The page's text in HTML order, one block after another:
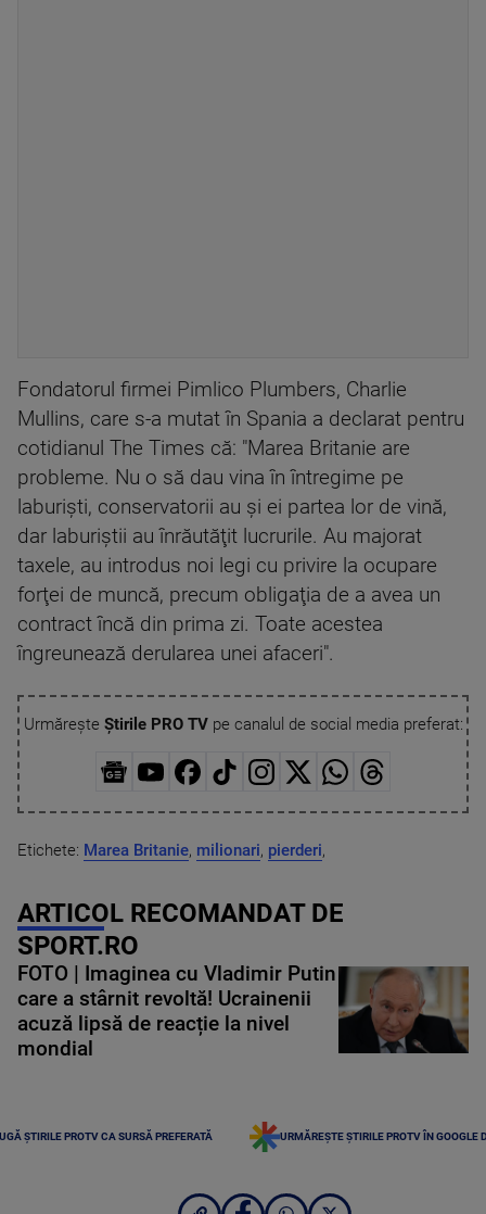
Fondatorul firmei Pimlico Plumbers, Charlie
Mullins, care s-a mutat în Spania a declarat pentru
cotidianul The Times că: "Marea Britanie are
probleme. Nu o să dau vina în întregime pe
laburişti, conservatorii au şi ei partea lor de vină,
dar laburiştii au înrăutăţit lucrurile. Au majorat
taxele, au introdus noi legi cu privire la ocupare
forţei de muncă, precum obligaţia de a avea un
contract încă din prima zi. Toate acestea
îngreunează derularea unei afaceri".
Urmărește Știrile PRO TVpe canalul de social media preferat:
Etichete: Marea Britanie, milionari, pierderi,
ARTICOL RECOMANDAT DE
SPORT.RO
FOTO | Imaginea cu Vladimir Putin
care a stârnit revoltă! Ucrainenii
acuză lipsă de reacție la nivel
mondial
ȘTIRILE PROTV CA SURSĂ PREFERATĂ URMĂREȘTE ȘTIRILE PROTV ÎN GOOGLE